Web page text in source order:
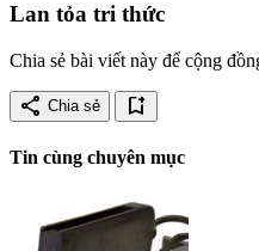
Lan tỏa tri thức
Chia sẻ bài viết này để cộng
share Chia sẻ bookmark_add
Tin cùng chuyên mục